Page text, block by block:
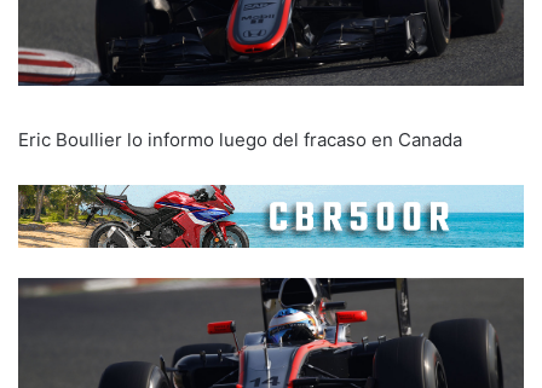
Eric Boullier lo informo luego del fracaso en Canada